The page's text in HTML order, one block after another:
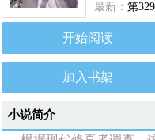
最新：第
开始阅读
加入书架
小说简介